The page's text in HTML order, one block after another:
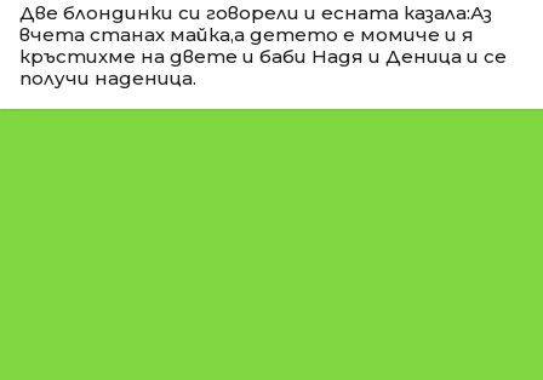
Две блондинки си говорели и есната казала:Аз
вчета станах майка,а детето е момиче и я
кръстихме на двете и баби Надя и Деница и се
получи наденица.